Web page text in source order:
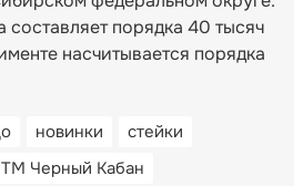
порядка 40 тысяч
насчитывается порядка
новинки
стейки
ТМ Черный Кабан